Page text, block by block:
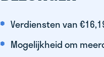
Verdiensten van
Mogelijkheid om